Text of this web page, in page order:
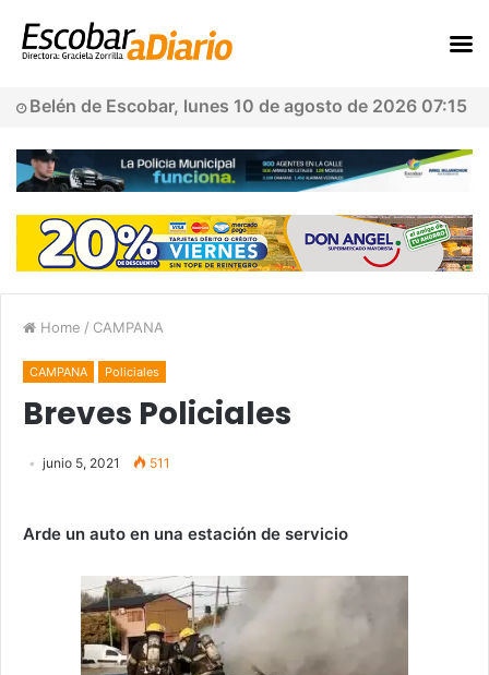
Belén de Escobar, lunes 10 de agosto de 2026 07:15
Home / CAMPANA
CAMPANA Policiales
Breves Policiales
junio 5, 2021 511
Arde un auto en una estación de servicio